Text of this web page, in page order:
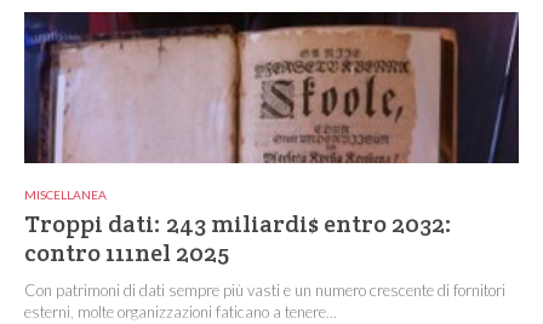
MISCELLANEA
Troppi dati: 243 miliardi$ entro 2032:
contro 111nel 2025
Con patrimoni di dati sempre più vasti e un numero crescente di fornitori
esterni, molte organizzazioni faticano a tenere...